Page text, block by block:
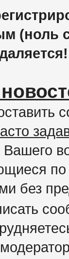
(ноль
без